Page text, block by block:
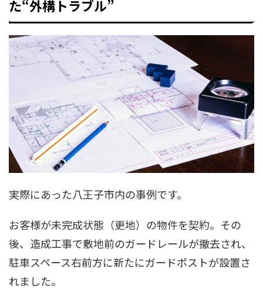
た“外構トラブル”
実際にあった八王子市内の事例です。
お客様が未完成状態（更地）の物件を契約。その
後、造成工事で敷地前のガードレールが撤去され、
駐車スペース右前方に新たにガードポストが設置さ
れました。